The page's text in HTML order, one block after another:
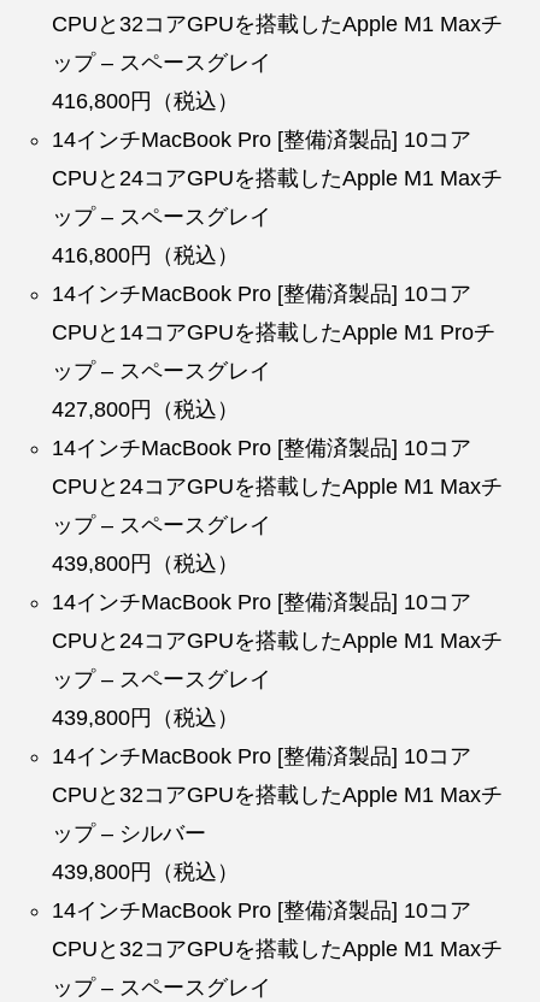
CPUと32コアGPUを搭載したApple M1 Maxチ
ップ – スペースグレイ
416,800円（税込）
14インチMacBook Pro [整備済製品] 10コア
CPUと24コアGPUを搭載したApple M1 Maxチ
ップ – スペースグレイ
416,800円（税込）
14インチMacBook Pro [整備済製品] 10コア
CPUと14コアGPUを搭載したApple M1 Proチ
ップ – スペースグレイ
427,800円（税込）
14インチMacBook Pro [整備済製品] 10コア
CPUと24コアGPUを搭載したApple M1 Maxチ
ップ – スペースグレイ
439,800円（税込）
14インチMacBook Pro [整備済製品] 10コア
CPUと24コアGPUを搭載したApple M1 Maxチ
ップ – スペースグレイ
439,800円（税込）
14インチMacBook Pro [整備済製品] 10コア
CPUと32コアGPUを搭載したApple M1 Maxチ
ップ – シルバー
439,800円（税込）
14インチMacBook Pro [整備済製品] 10コア
CPUと32コアGPUを搭載したApple M1 Maxチ
ップ – スペースグレイ